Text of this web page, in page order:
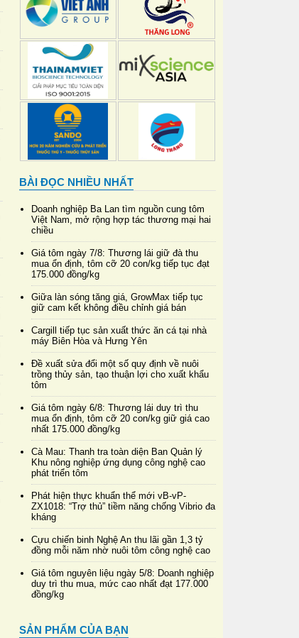
BÀI ĐỌC NHIỀU NHẤT
Doanh nghiệp Ba Lan tìm nguồn cung tôm
Việt Nam, mở rộng hợp tác thương mại hai
chiều
Giá tôm ngày 7/8: Thương lái giữ đà thu
mua ổn định, tôm cỡ 20 con/kg tiếp tục đạt
175.000 đồng/kg
Giữa làn sóng tăng giá, GrowMax tiếp tục
giữ cam kết không điều chỉnh giá bán
Cargill tiếp tục sản xuất thức ăn cá tại nhà
máy Biên Hòa và Hưng Yên
Đề xuất sửa đổi một số quy định về nuôi
trồng thủy sản, tạo thuận lợi cho xuất khẩu
tôm
Giá tôm ngày 6/8: Thương lái duy trì thu
mua ổn định, tôm cỡ 20 con/kg giữ giá cao
nhất 175.000 đồng/kg
Cà Mau: Thanh tra toàn diện Ban Quản lý
Khu nông nghiệp ứng dụng công nghệ cao
phát triển tôm
Phát hiện thực khuẩn thể mới vB-vP-
ZX1018: “Trợ thủ” tiềm năng chống Vibrio đa
kháng
Cựu chiến binh Nghệ An thu lãi gần 1,3 tỷ
đồng mỗi năm nhờ nuôi tôm công nghệ cao
Giá tôm nguyên liệu ngày 5/8: Doanh nghiệp
duy trì thu mua, mức cao nhất đạt 177.000
đồng/kg
SẢN PHẨM CỦA BẠN